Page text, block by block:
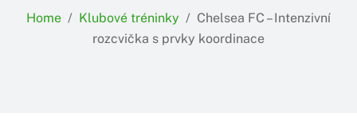
Home / Klubové tréninky / Chelsea FC – Intenzivní
rozcvička s prvky koordinace